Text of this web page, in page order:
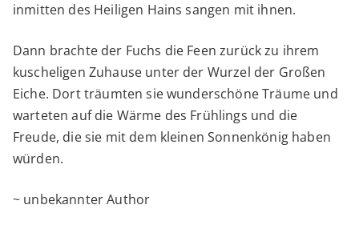
inmitten des Heiligen Hains sangen mit ihnen.
Dann brachte der Fuchs die Feen zurück zu ihrem
kuscheligen Zuhause unter der Wurzel der Großen
Eiche. Dort träumten sie wunderschöne Träume und
warteten auf die Wärme des Frühlings und die
Freude, die sie mit dem kleinen Sonnenkönig haben
würden.
~ unbekannter Author